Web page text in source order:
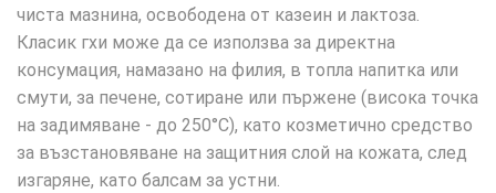
чиста мазнина, освободена от казеин и лактоза.
Класик гхи може да се използва за директна
консумация, намазано на филия, в топла напитка или
смути, за печене, сотиране или пържене (висока точка
на задимяване - до 250°C), като козметично средство
за възстановяване на защитния слой на кожата, след
изгаряне, като балсам за устни.